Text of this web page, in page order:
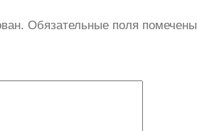
Обязательные поля помечены